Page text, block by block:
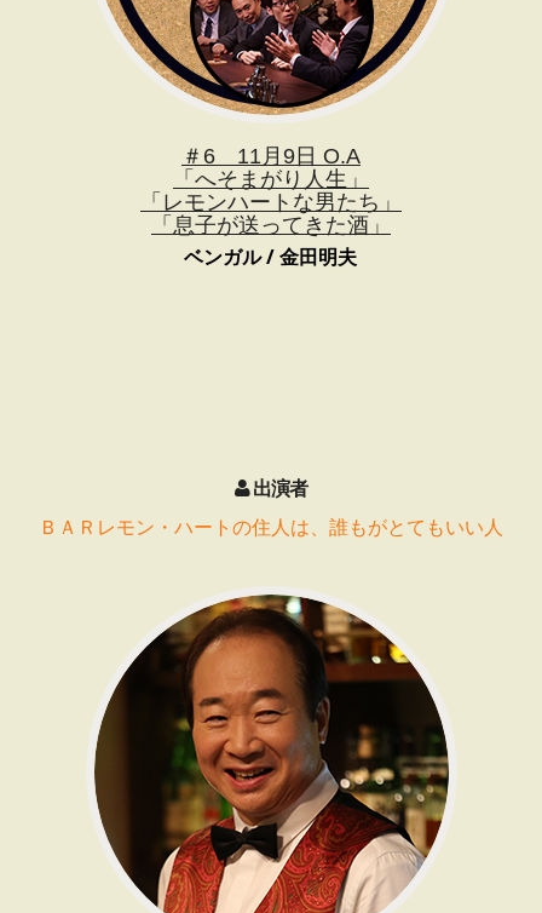
＃6 11月9日 O.A
「へそまがり人生」
「レモンハートな男たち」
「息子が送ってきた酒」
ベンガル / 金田明夫
出演者
ＢＡＲレモン・ハートの住人は、誰もがとてもいい人